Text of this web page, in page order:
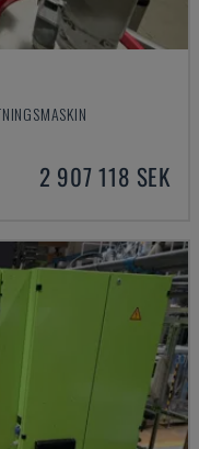
2 907 118 SEK